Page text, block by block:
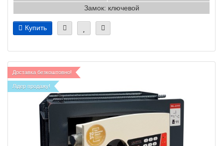
Замок: ключевой
Купить
Доставка безкоштовно!
Лідер продажу!